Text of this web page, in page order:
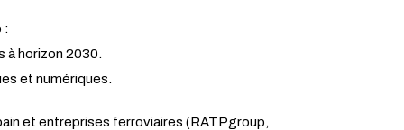
:
à horizon 2030.
et numériques.
et entreprises ferroviaires (RATPgroup,